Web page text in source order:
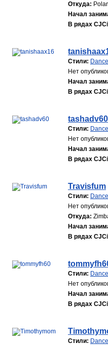
Откуда:
Начал
В рядах
Стили: Dance
Нет
Начал
В рядах
tashadv60
Стили: Dance
Нет
Начал
В рядах
Travisfum
Стили: Dance
Нет
Откуда:
Начал
В рядах
Стили: Dance
Нет
Начал
В рядах
Стили: Dance